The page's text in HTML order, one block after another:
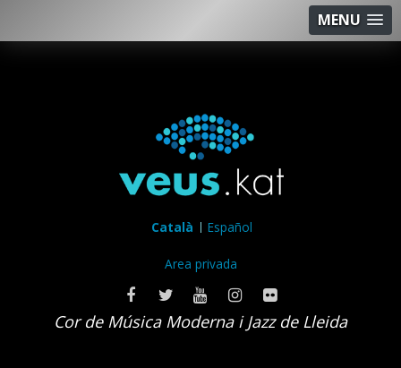
MENU
Català Español
Area privada
Cor de Música Moderna i Jazz de Lleida